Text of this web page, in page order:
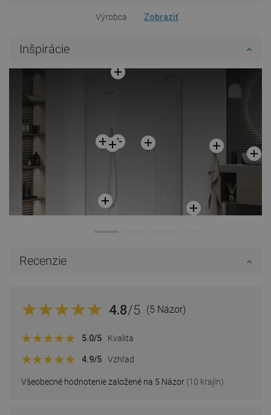
Výrobca Zobraziť
Inšpirácie
Recenzie
4.8/5 (5 Názor)
Všeobecné hodnotenie založené na 5 Názor (10 krajín)
5.0/5 Kvalita
4.9/5 Vzhľad